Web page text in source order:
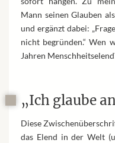
Mann seinen Glauben
und ergänzt dabei:
nicht begründen.“ Wen
Jahren
„Ich glaube
Diese
das Elend in der Welt